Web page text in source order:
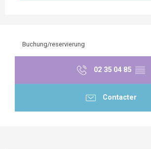
Buchung/reservierung
02 35 04 85 ▒▒
Contacter